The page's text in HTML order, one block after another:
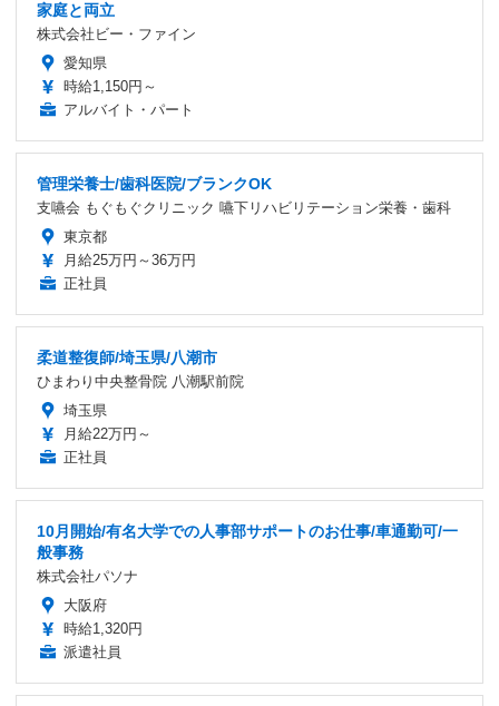
家庭と両立
株式会社ビー・ファイン
愛知県
時給1,150円～
アルバイト・パート
管理栄養士/歯科医院/ブランクOK
支嚥会 もぐもぐクリニック 嚥下リハビリテーション栄養・歯科
東京都
月給25万円～36万円
正社員
柔道整復師/埼玉県/八潮市
ひまわり中央整骨院 八潮駅前院
埼玉県
月給22万円～
正社員
10月開始/有名大学での人事部サポートのお仕事/車通勤可/一
般事務
株式会社パソナ
大阪府
時給1,320円
派遣社員